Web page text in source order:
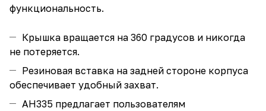
функциональность.
Крышка вращается на 360 градусов и никогда
не потеряется.
Резиновая вставка на задней стороне корпуса
обеспечивает удобный захват.
AH335 предлагает пользователям